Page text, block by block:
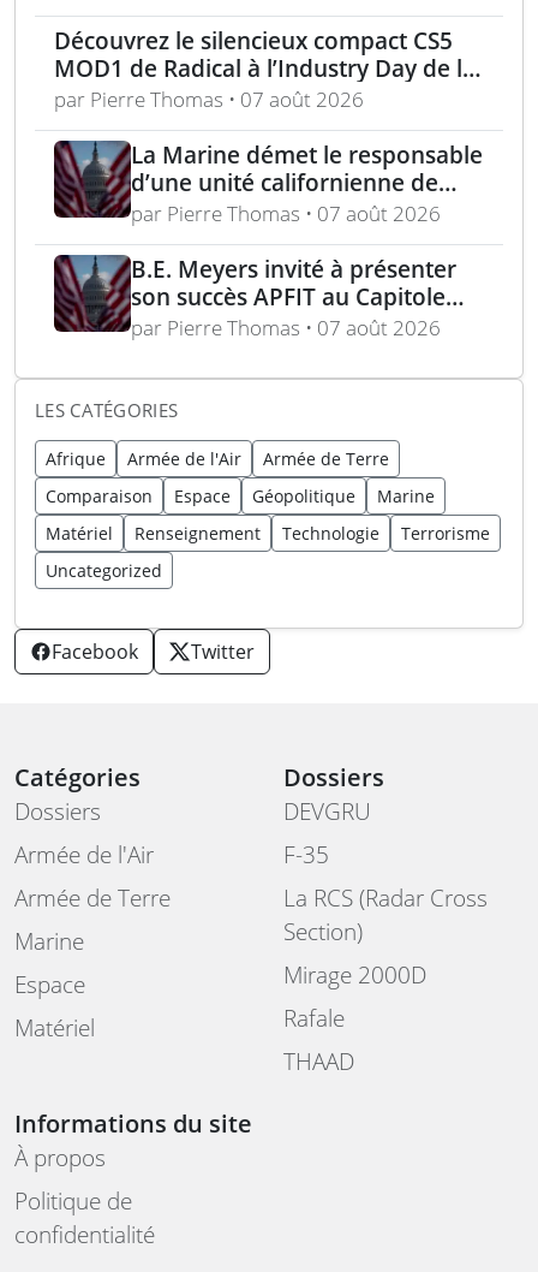
Découvrez le silencieux compact CS5
MOD1 de Radical à l’Industry Day de la
Marine la semaine prochaine
par Pierre Thomas • 07 août 2026
La Marine démet le responsable
d’une unité californienne de
formation médicale
par Pierre Thomas • 07 août 2026
B.E. Meyers invité à présenter
son succès APFIT au Capitole
devant le Congrès et le
Pentagone
par Pierre Thomas • 07 août 2026
LES CATÉGORIES
Afrique Armée de l'Air
Armée de Terre
Comparaison
Espace Géopolitique
Marine
Matériel
Renseignement Technologie
Terrorisme
Uncategorized
Facebook Twitter
Catégories
Dossiers
Armée de l'Air
Armée de Terre
Marine
Espace
Matériel
Dossiers
DEVGRU
F-35
La RCS (Radar Cross
Section)
Mirage 2000D
Rafale
THAAD
Informations du site
À propos
Politique de
confidentialité